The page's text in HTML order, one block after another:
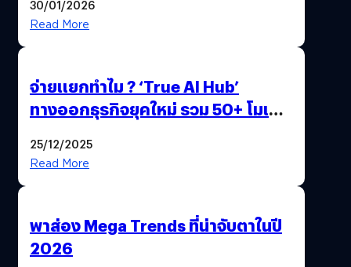
30/01/2026
Read More
จ่ายแยกทำไม ? ‘True AI Hub’
ทางออกธุรกิจยุคใหม่ รวม 50+ โมเดล
25/12/2025
Read More
พาส่อง Mega Trends ที่น่าจับตาในปี
2026